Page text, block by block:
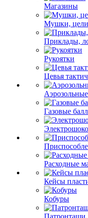
Магазины
Мушки,
Приклады,
Рукоятки
Цевья
Газовые
Расходные
Кейсы
Кобуры